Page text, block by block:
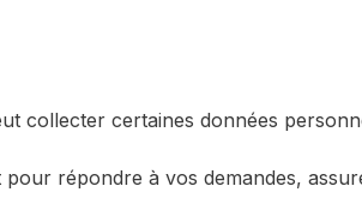
collecter certaines données
pour répondre à vos demandes,